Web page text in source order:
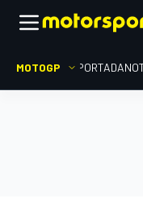
MOTOGP PORTADA